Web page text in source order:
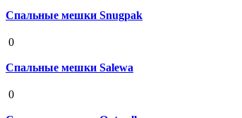
Спальные мешки Snugpak
0
Спальные мешки Salewa
0